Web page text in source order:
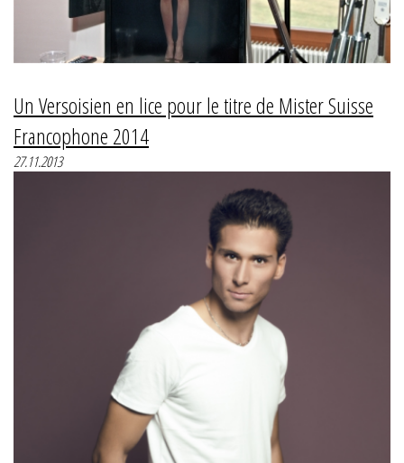
Un Versoisien en lice pour le titre de Mister Suisse
Francophone 2014
27.11.2013